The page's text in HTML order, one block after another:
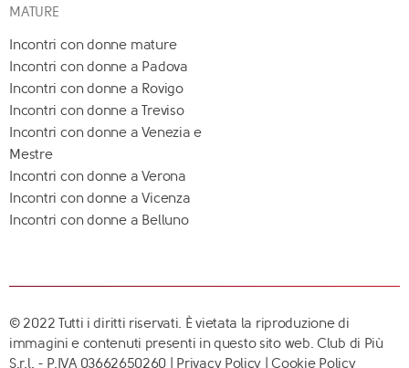
MATURE
Incontri con donne mature
Incontri con donne a Padova
Incontri con donne a Rovigo
Incontri con donne a Treviso
Incontri con donne a Venezia e
Mestre
Incontri con donne a Verona
Incontri con donne a Vicenza
Incontri con donne a Belluno
© 2022 Tutti i diritti riservati. È vietata la riproduzione di
immagini e contenuti presenti in questo sito web. Club di Più
S.r.l. - P.IVA 03662650260 | Privacy Policy |Cookie Policy